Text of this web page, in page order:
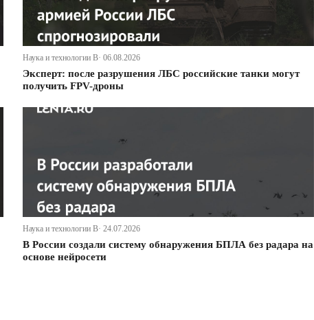
Наука и технологии В· 06.08.2026
Эксперт: после разрушения ЛБС российские танки могут
получить FPV-дроны
Наука и технологии В· 24.07.2026
В России создали систему обнаружения БПЛА без радара на
основе нейросети